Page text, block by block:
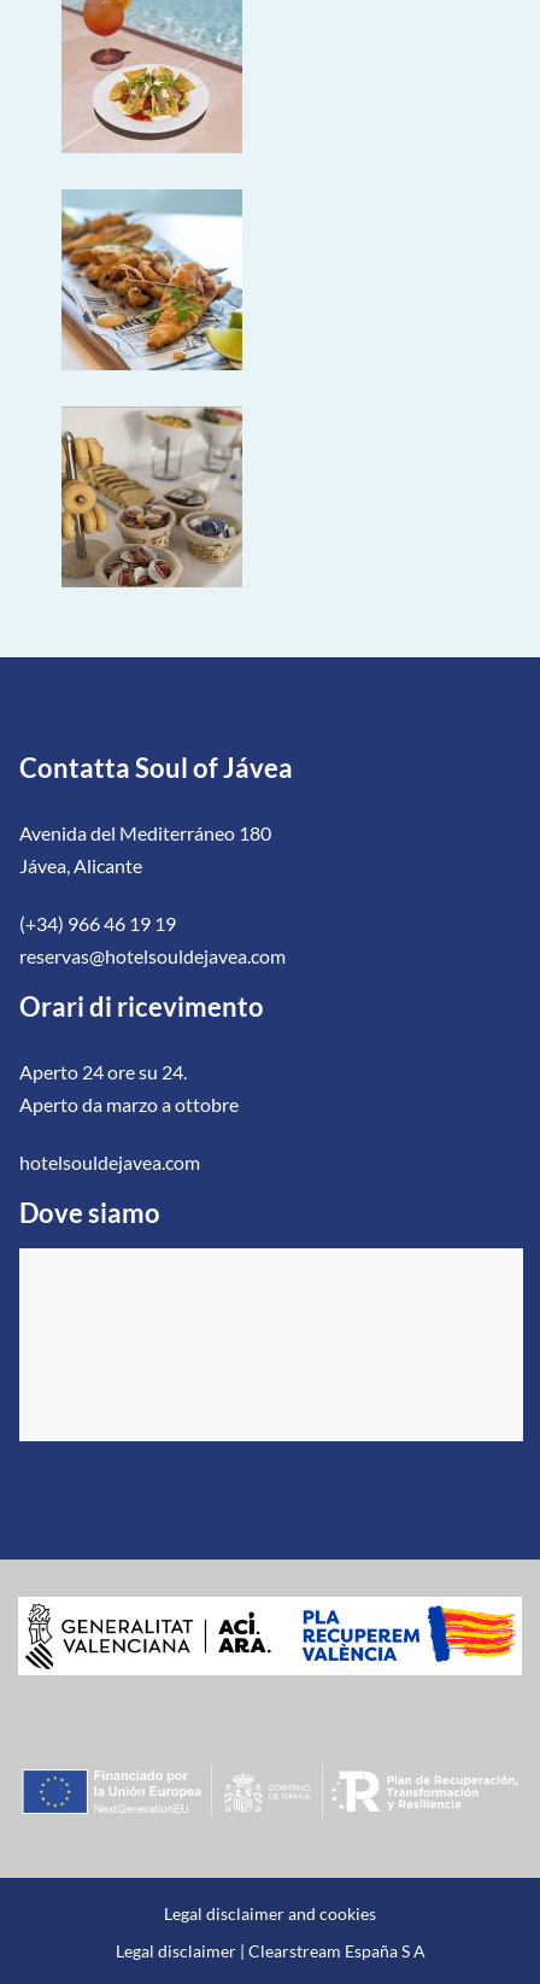
Contatta Soul of Jávea
Avenida del Mediterráneo 180
Jávea, Alicante
(+34) 966 46 19 19
reservas@hotelsouldejavea.com
Orari di ricevimento
Aperto 24 ore su 24.
Aperto da marzo a ottobre
hotelsouldejavea.com
Dove siamo
Legal disclaimer and cookies
Legal disclaimer | Clearstream España S A